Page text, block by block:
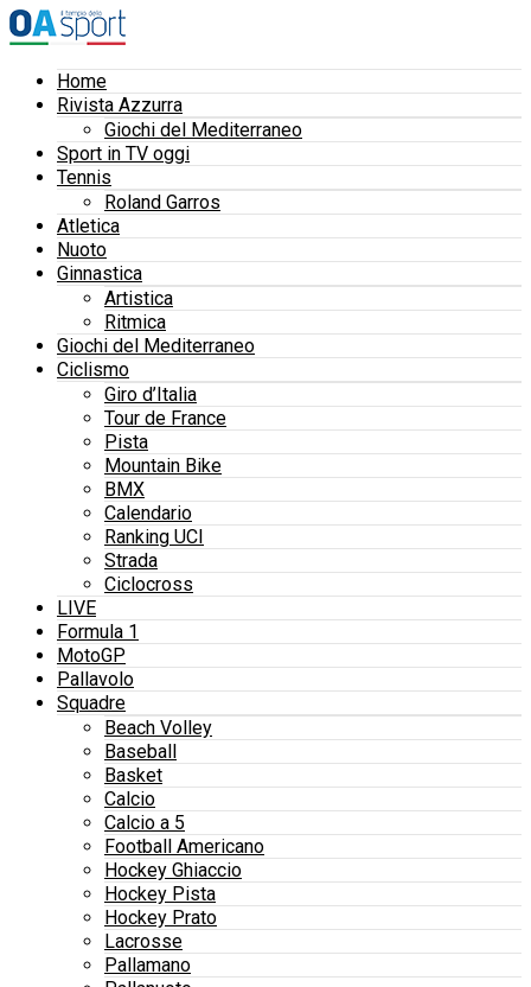
Home
Rivista Azzurra
Giochi del Mediterraneo
Sport in TV oggi
Tennis
Roland Garros
Atletica
Nuoto
Ginnastica
Artistica
Ritmica
Giochi del Mediterraneo
Ciclismo
Giro d’Italia
Tour de France
Pista
Mountain Bike
BMX
Calendario
Ranking UCI
Strada
Ciclocross
LIVE
Formula 1
MotoGP
Pallavolo
Squadre
Beach Volley
Baseball
Basket
Calcio
Calcio a 5
Football Americano
Hockey Ghiaccio
Hockey Pista
Hockey Prato
Lacrosse
Pallamano